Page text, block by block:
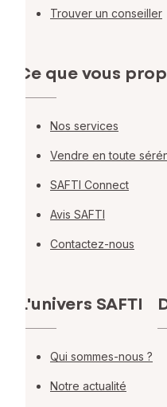
Trouver un conseiller
Ce que vous
Nos services
Vendre en toute
SAFTI Connect
Avis SAFTI
Contactez-nous
L'univers SAFTI
Qui sommes-nous ?
Notre actualité